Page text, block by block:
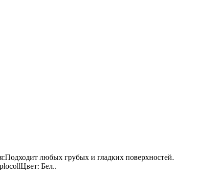
любых грубых и гладких поверхностей.
Бел..